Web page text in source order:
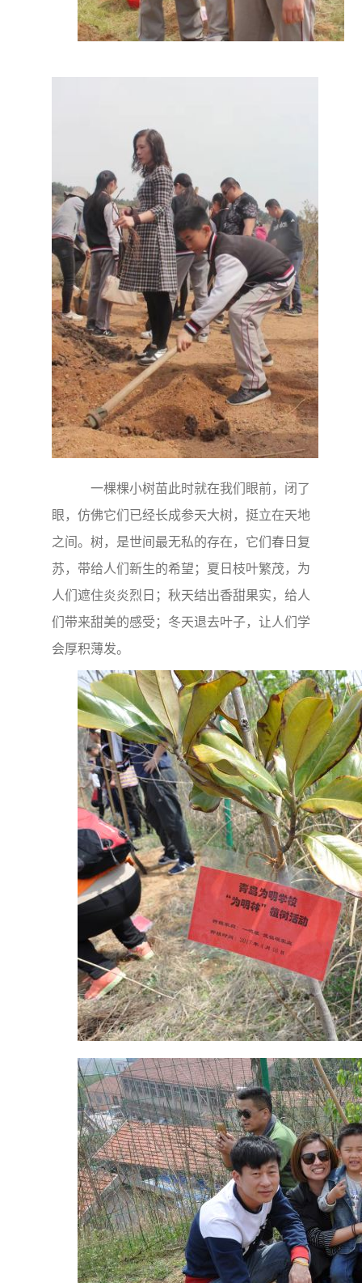
一棵棵小树苗此时就在我们眼前，闭了
眼，仿佛它们已经长成参天大树，挺立在天地
之间。树，是世间最无私的存在，它们春日复
苏，带给人们新生的希望；夏日枝叶繁茂，为
人们遮住炎炎烈日；秋天结出香甜果实，给人
们带来甜美的感受；冬天退去叶子，让人们学
会厚积薄发。